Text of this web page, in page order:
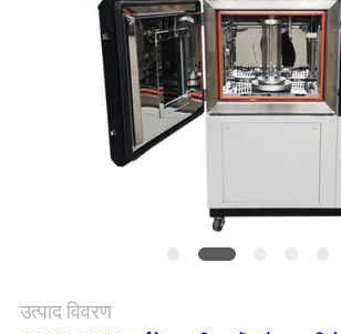
PRIVACY
उत्पाद विवरण